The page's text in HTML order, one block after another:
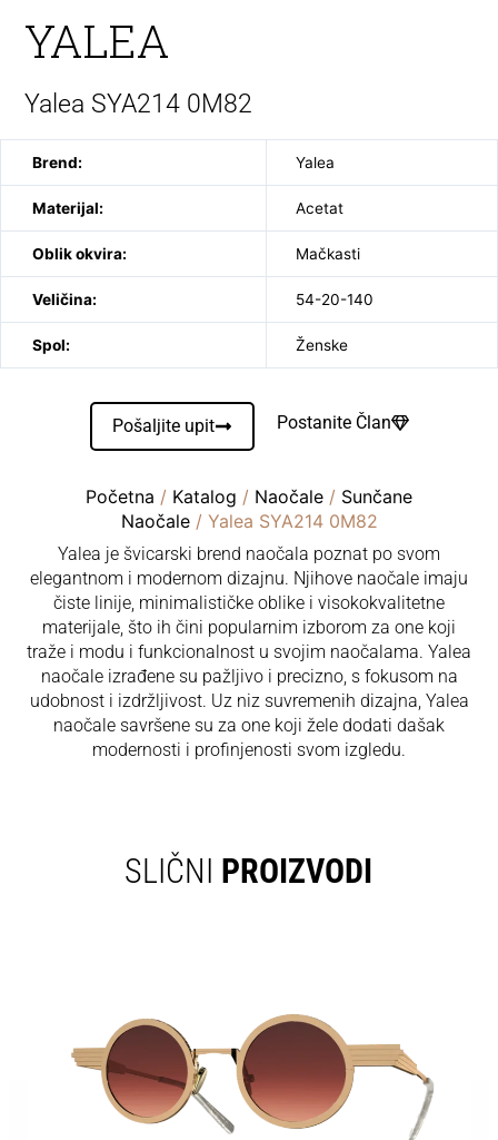
YALEA
Yalea SYA214 0M82
Brend: Yalea
Materijal: Acetat
Oblik okvira: Mačkasti
Veličina: 54-20-140
Spol: Ženske
Pošaljite upit Postanite Član
Početna / Katalog / Naočale / Sunčane
Naočale/ Yalea SYA214 0M82
Yalea je švicarski brend naočala poznat po svom
elegantnom i modernom dizajnu. Njihove naočale imaju
čiste linije, minimalističke oblike i visokokvalitetne
materijale, što ih čini popularnim izborom za one koji
traže i modu i funkcionalnost u svojim naočalama. Yalea
naočale izrađene su pažljivo i precizno, s fokusom na
udobnost i izdržljivost. Uz niz suvremenih dizajna, Yalea
naočale savršene su za one koji žele dodati dašak
modernosti i profinjenosti svom izgledu.
SLIČNI PROIZVODI